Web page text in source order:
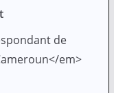
de
em>